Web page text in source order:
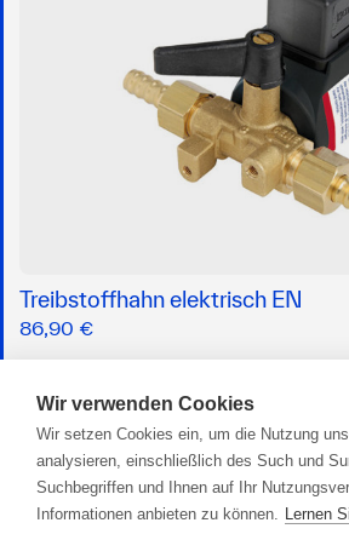
Treibstoffhahn elektrisch EN
86,90 €
Wir verwenden Cookies
Wir setzen Cookies ein, um die Nutzung
analysieren, einschließlich des Such und
Suchbegriffen und Ihnen auf Ihr
Informationen anbieten zu können. Lernen